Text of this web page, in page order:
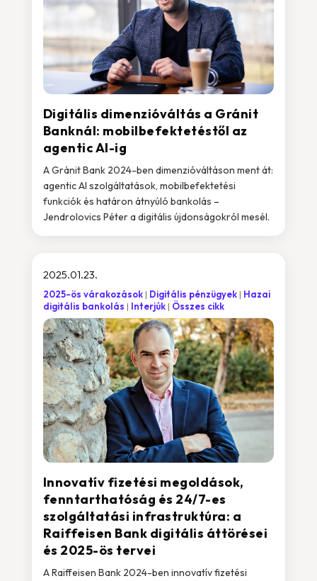
Digitális dimenzióváltás a Gránit
Banknál: mobilbefektetéstől az
agentic AI-ig
A Gránit Bank 2024-ben dimenzióváltáson ment át:
agentic AI szolgáltatások, mobilbefektetési
funkciók és határon átnyúló bankolás –
Jendrolovics Péter a digitális újdonságokról mesél.
Innovatív fizetési megoldások,
fenntarthatóság és 24/7-es
szolgáltatási infrastruktúra: a
Raiffeisen Bank digitális áttörései
és 2025-ös tervei
2025.01.23.
2025-ös várakozások Digitális pénzügyek
Hazai
digitális bankolás
Interjúk Összes cikk
A Raiffeisen Bank 2024-ben innovatív fizetési